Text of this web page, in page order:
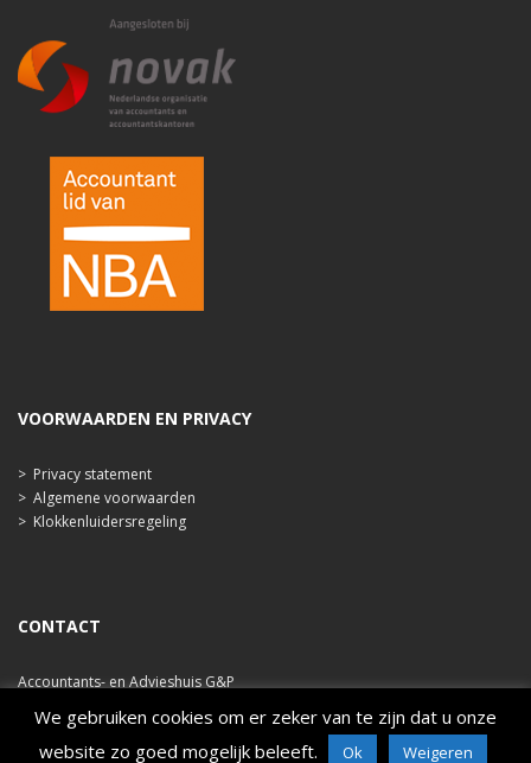
VOORWAARDEN EN PRIVACY
> Privacy statement
> Algemene voorwaarden
> Klokkenluidersregeling
CONTACT
Accountants- en Advieshuis G&P
Ooststraat 47b
4421 EA Kapelle
tel. 0113 348 786
We gebruiken cookies om er zeker van te zijn dat u onze
website zo goed mogelijk beleeft.
Ok Weigeren